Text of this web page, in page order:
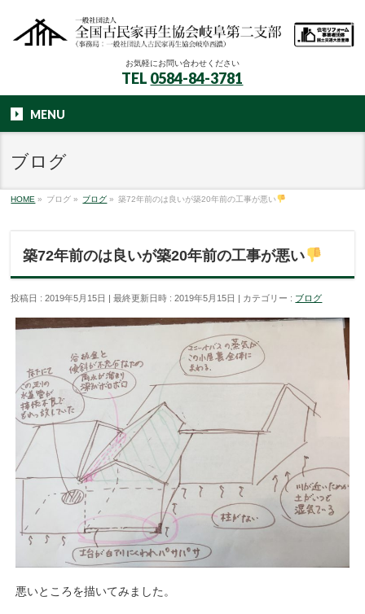
お気軽にお問い合わせください
TEL 0584-84-3781
MENU
ブログ
HOME » ブログ » ブログ » 築72年前のは良いが築20年前の工事が悪い
築72年前のは良いが築20年前の工事が悪い
投稿日 : 2019年5月15日 最終更新日時 : 2019年5月15日 カテゴリー : ブログ
悪いところを描いてみました。